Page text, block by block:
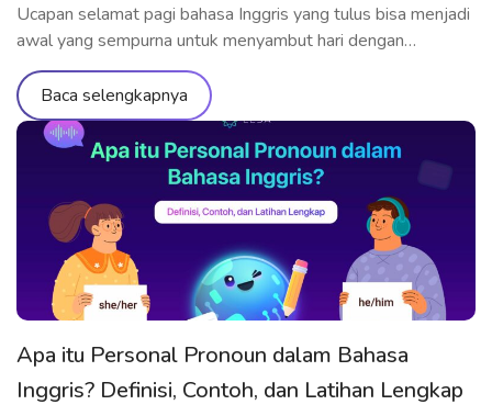
Ucapan selamat pagi bahasa Inggris yang tulus bisa menjadi
awal yang sempurna untuk menyambut hari dengan
semangat. Sedang mencari ucapan selamat pagi dalam
bahasa Inggris yang lebih bervariasi dan bermakna? Mulai
dari ucapan selamat pagi bahasa Inggris singkat, gaul, hingga
ucapan manis untuk orang spesial – semuanya akan kamu
temukan di artikel ini. Tak hanya […]
Baca selengkapnya
Apa itu Personal Pronoun dalam Bahasa
Inggris? Definisi, Contoh, dan Latihan Lengkap